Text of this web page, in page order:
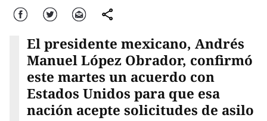
Facebook Twitter Correo comparte
El presidente mexicano, Andrés
Manuel López Obrador, confirmó
este martes un acuerdo con
Estados Unidos para que esa
nación acepte solicitudes de asilo